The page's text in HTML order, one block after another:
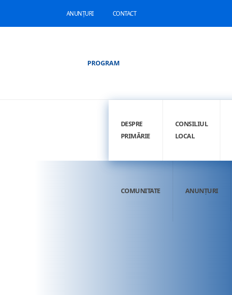
ANUNȚURI CONTACT
PROGRAM
DESPRE
PRIMĂRIE
CONSILIUL
LOCAL
COMUNITATE ANUNȚURI